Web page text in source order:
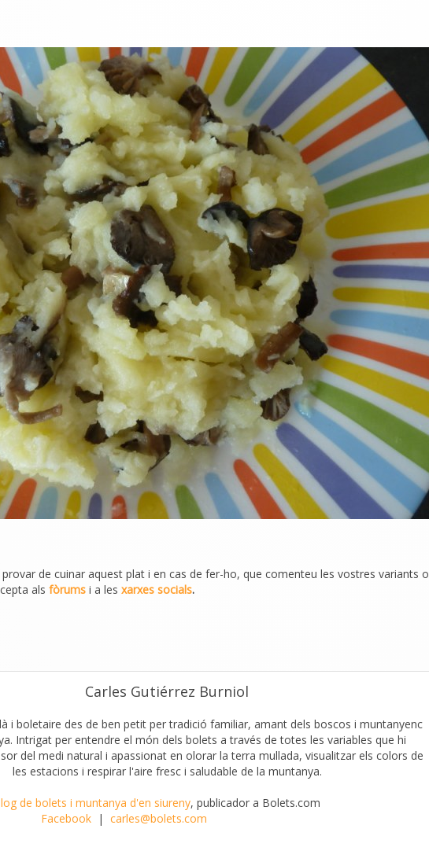
de cuinar aquest plat i en cas de fer-ho, que comenteu les vostres variants o
als fòrums i a les xarxes socials.
Carles Gutiérrez Burniol
i boletaire des de ben petit per tradició familiar, amant dels boscos i muntanyenc
Intrigat per entendre el món dels bolets a través de totes les variables que hi
del medi natural i apassionat en olorar la terra mullada, visualitzar els colors de
les estacions i respirar l'aire fresc i saludable de la muntanya.
de bolets i muntanya d'en siureny, publicador a Bolets.com
Facebook| carles@bolets.com